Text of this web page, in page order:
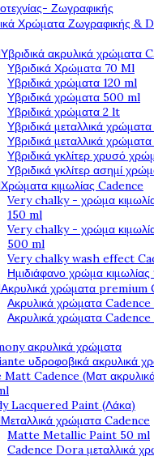
Ζωγραφικής
Χρώματα Ζωγραφικής &
Υβριδικά ακρυλικά χρώματα
Υβριδικά Χρώματα 70 Ml
Υβριδικά χρώματα 120 ml
Υβριδικά χρώματα 500 ml
Υβριδικά χρώματα 2 lt
Υβριδικά μεταλλικά
Υβριδικά μεταλλικά
Υβριδικά γκλίτερ χρυσό
Υβριδικά γκλίτερ ασημί
Χρώματα κιμωλίας Cadence
Very chalky - χρώμα
150 ml
Very chalky - χρώμα
500 ml
Very chalky wash effect
Ημιδιάφανο χρώμα
Ακρυλικά χρώματα premium
Ακρυλικά χρώματα
Ακρυλικά χρώματα
ακρυλικά χρώματα
υδροφοβικά ακρυλικά
Matt Cadence (Ματ
Lacquered Paint (Λάκα)
Μεταλλικά χρώματα Cadence
Matte Metallic Paint 50 ml
Cadence Dora μεταλλικά